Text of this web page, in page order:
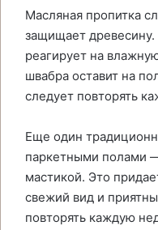
Масляная пропитка
защищает древесину.
реагирует на
швабра оставит на
следует повторять
Еще один
паркетными полами
мастикой. Это
свежий вид и
повторять каждую